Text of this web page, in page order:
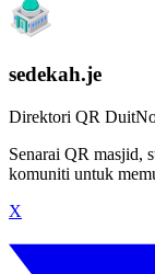
sedekah.je
Direktori QR
Senarai QR masjid,
komuniti untuk
X